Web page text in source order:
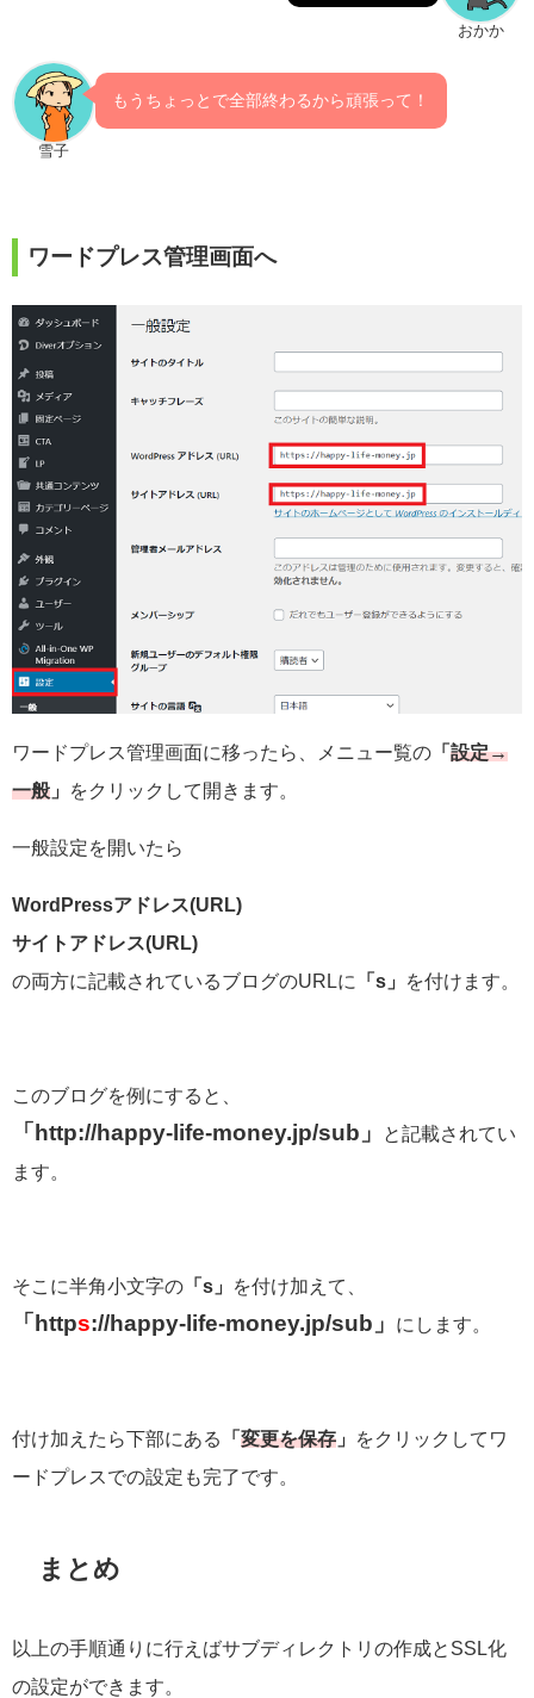
おかか
雪子
もうちょっとで全部終わるから頑張って！
ワードプレス管理画面へ
ワードプレス管理画面に移ったら、メニュー覧の 「 設定→
一般 」 をクリックして開きます。
一般設定を開いたら
WordPressアドレス(URL)
サイトアドレス(URL)
の両方に記載されているブログのURLに
「s」 を付けます。
このブログを例にすると、
「http://happy-life-money.jp/sub」
と記載されてい
ます。
そこに半角小文字の 「s」 を付け加えて、
「https://happy-life-money.jp/sub」 にします。
付け加えたら下部にある 「 変更を保存 」
をクリックしてワ
ードプレスでの設定も完了です。
まとめ
以上の手順通りに行えばサブディレクトリの作成とSSL化
の設定ができます。